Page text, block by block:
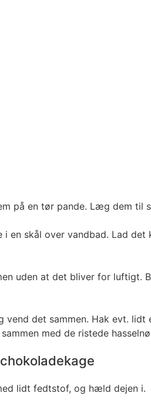
på en tør pande. Læg dem til
en skål over vandbad. Lad det
uden at det bliver for luftigt.
vend det sammen. Hak evt. lidt
med de ristede
lidt fedtstof, og hæld dejen i.